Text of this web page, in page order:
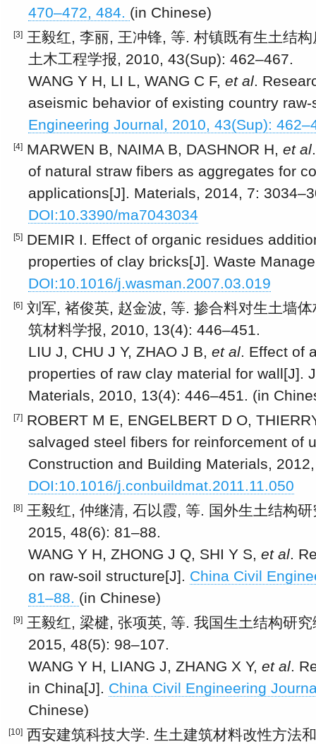
470–472, 484. (in Chinese)
[3] 王毅红, 李丽, 王冲锋, 等. 村镇既有生土结
土木工程学报, 2010, 43(Sup): 462–467.
WANG Y H, LI L, WANG C F, et al.
aseismic behavior of existing country
Engineering Journal, 2010, 43(Sup):
[4] MARWEN B, NAIMA B, DASHNOR H, et al
of natural straw fibers as aggregates for
applications[J]. Materials, 2014, 7:
DOI:10.3390/ma7043034
[5] DEMIR I. Effect of organic residues
properties of clay bricks[J]. Waste
DOI:10.1016/j.wasman.2007.03.019
[6] 刘军, 褚俊英, 赵金波, 等. 掺合料对生土墙
筑材料学报, 2010, 13(4): 446–451.
LIU J, CHU J Y, ZHAO J B, et al. Effect of
properties of raw clay material for wall[J].
Materials, 2010, 13(4): 446–451. (in
[7] ROBERT M E, ENGELBERT D O,
salvaged steel fibers for reinforcement of
Construction and Building Materials,
DOI:10.1016/j.conbuildmat.2011.11.050
[8] 王毅红, 仲继清, 石以霞, 等. 国外生土结构
2015, 48(6): 81–88.
WANG Y H, ZHONG J Q, SHI Y S, et al.
on raw-soil structure[J]. China Civil
81–88. (in Chinese)
[9] 王毅红, 梁楗, 张项英, 等. 我国生土结构研
2015, 48(5): 98–107.
WANG Y H, LIANG J, ZHANG X Y, et al.
in China[J]. China Civil Engineering
Chinese)
[10] 西安建筑科技大学. 生土建筑材料改性方法